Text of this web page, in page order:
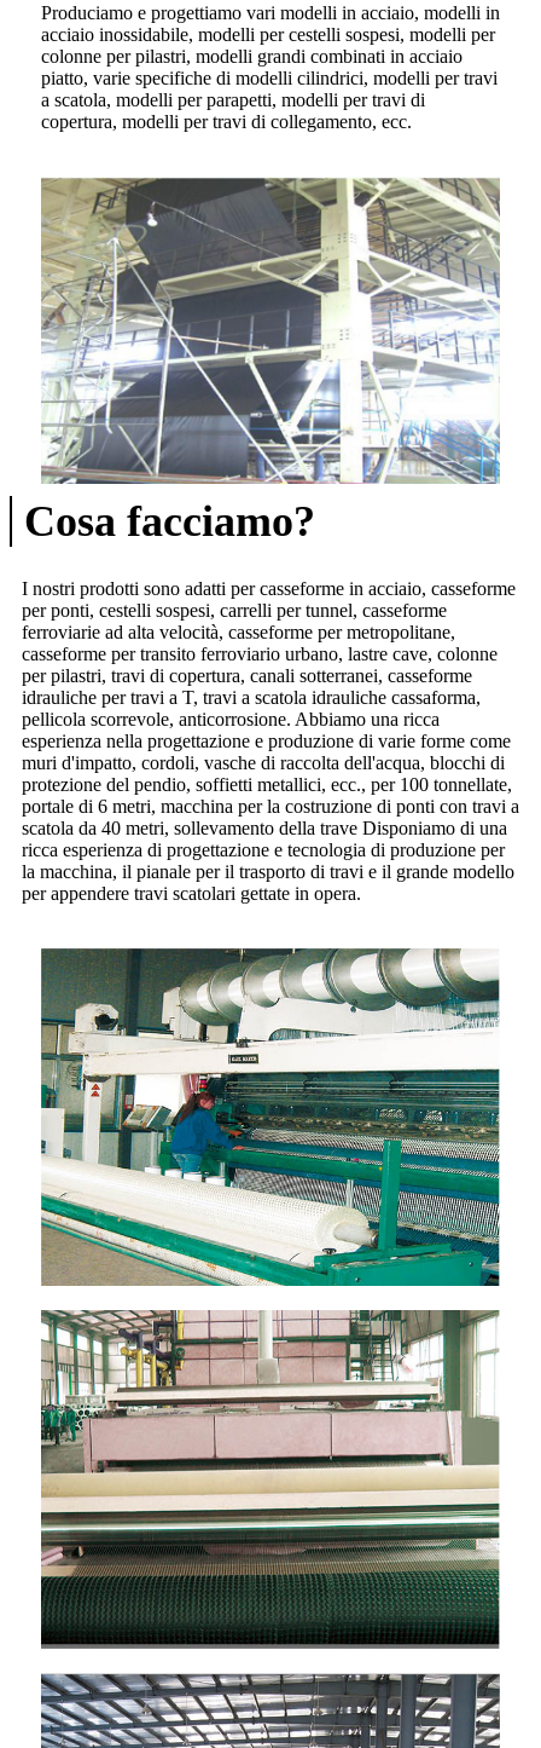
Produciamo e progettiamo vari modelli in acciaio, modelli in
acciaio inossidabile, modelli per cestelli sospesi, modelli per
colonne per pilastri, modelli grandi combinati in acciaio
piatto, varie specifiche di modelli cilindrici, modelli per travi
a scatola, modelli per parapetti, modelli per travi di
copertura, modelli per travi di collegamento, ecc.
Cosa facciamo?
I nostri prodotti sono adatti per casseforme in acciaio, casseforme
per ponti, cestelli sospesi, carrelli per tunnel, casseforme
ferroviarie ad alta velocità, casseforme per metropolitane,
casseforme per transito ferroviario urbano, lastre cave, colonne
per pilastri, travi di copertura, canali sotterranei, casseforme
idrauliche per travi a T, travi a scatola idrauliche cassaforma,
pellicola scorrevole, anticorrosione. Abbiamo una ricca
esperienza nella progettazione e produzione di varie forme come
muri d'impatto, cordoli, vasche di raccolta dell'acqua, blocchi di
protezione del pendio, soffietti metallici, ecc., per 100 tonnellate,
portale di 6 metri, macchina per la costruzione di ponti con travi a
scatola da 40 metri, sollevamento della trave Disponiamo di una
ricca esperienza di progettazione e tecnologia di produzione per
la macchina, il pianale per il trasporto di travi e il grande modello
per appendere travi scatolari gettate in opera.